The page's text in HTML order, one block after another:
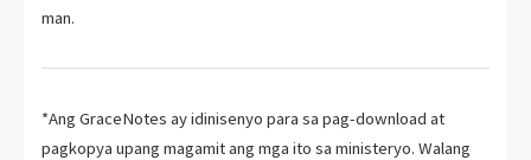
man.
*Ang GraceNotes ay idinisenyo para sa pag-download at
pagkopya upang magamit ang mga ito sa ministeryo. Walang